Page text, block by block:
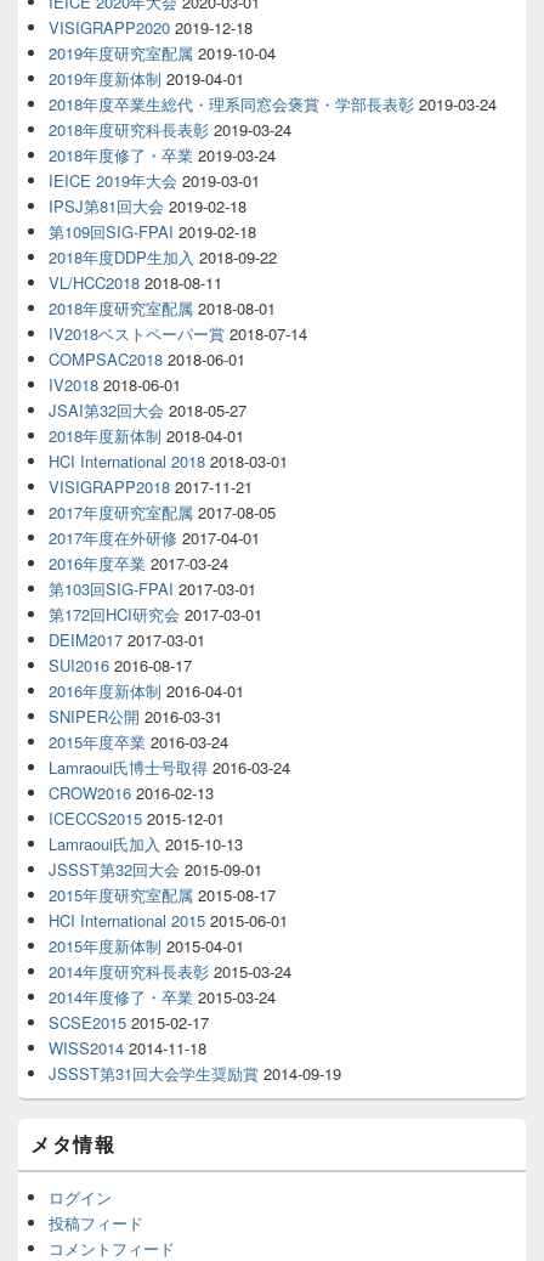
VISIGRAPP2020 2019-12-18
2019年度研究室配属 2019-10-04
2019年度新体制 2019-04-01
2018年度卒業生総代・理系同窓会褒賞・学部長表彰 2019-03-24
2018年度研究科長表彰 2019-03-24
2018年度修了・卒業 2019-03-24
IEICE 2019年大会 2019-03-01
IPSJ第81回大会 2019-02-18
第109回SIG-FPAI 2019-02-18
2018年度DDP生加入 2018-09-22
VL/HCC2018 2018-08-11
2018年度研究室配属 2018-08-01
IV2018ベストペーパー賞 2018-07-14
COMPSAC2018 2018-06-01
IV2018 2018-06-01
JSAI第32回大会 2018-05-27
2018年度新体制 2018-04-01
HCI International 2018 2018-03-01
VISIGRAPP2018 2017-11-21
2017年度研究室配属 2017-08-05
2017年度在外研修 2017-04-01
2016年度卒業 2017-03-24
第103回SIG-FPAI 2017-03-01
第172回HCI研究会 2017-03-01
DEIM2017 2017-03-01
SUI2016 2016-08-17
2016年度新体制 2016-04-01
SNIPER公開 2016-03-31
2015年度卒業 2016-03-24
Lamraoui氏博士号取得 2016-03-24
CROW2016 2016-02-13
ICECCS2015 2015-12-01
Lamraoui氏加入 2015-10-13
JSSST第32回大会 2015-09-01
2015年度研究室配属 2015-08-17
HCI International 2015 2015-06-01
2015年度新体制 2015-04-01
2014年度研究科長表彰 2015-03-24
2014年度修了・卒業 2015-03-24
SCSE2015 2015-02-17
WISS2014 2014-11-18
JSSST第31回大会学生奨励賞 2014-09-19
メタ情報
ログイン
投稿フィード
コメントフィード